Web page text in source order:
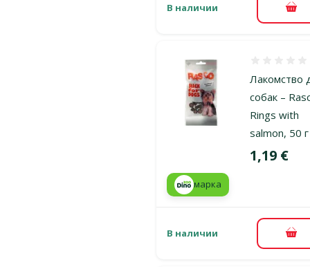
В наличии В
Лакомство
собак –
Rings with
salmon, 50 г
Цена
1,19 €
марка
В наличии В